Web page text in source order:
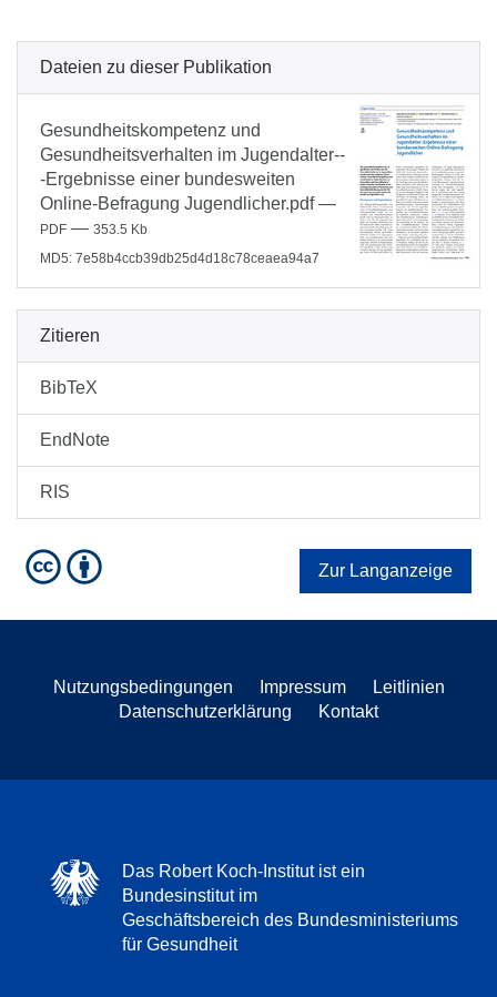
Dateien zu dieser Publikation
Gesundheitskompetenz und
Gesundheitsverhalten im Jugendalter--
-Ergebnisse einer bundesweiten
Online-Befragung Jugendlicher.pdf—
PDF — 353.5 Kb
MD5: 7e58b4ccb39db25d4d18c78ceaea94a7
Zitieren
BibTeX
EndNote
RIS
Zur Langanzeige
Nutzungsbedingungen Impressum
Leitlinien
Datenschutzerklärung
Kontakt
Das Robert Koch-Institut ist ein
Bundesinstitut im
Geschäftsbereich des Bundesministeriums
für Gesundheit